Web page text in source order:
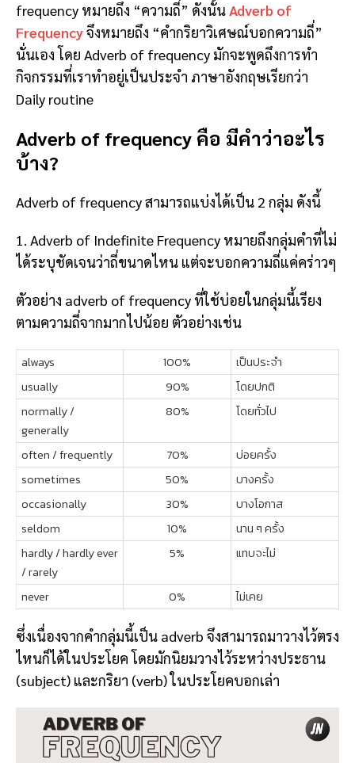
frequency หมายถึง “ความถี่” ดังนั้นAdverb of
Frequencyจึงหมายถึง “คำกริยาวิเศษณ์บอกความถี่”
นั่นเอง โดย Adverb of frequency มักจะพูดถึงการทำ
กิจกรรมที่เราทำอยู่เป็นประจำ ภาษาอังกฤษเรียกว่า
Daily routine
Adverb of frequency คือ มีคำว่าอะไร
บ้าง?
Adverb of frequency สามารถแบ่งได้เป็น 2 กลุ่ม ดังนี้
1. Adverb of Indefinite Frequency หมายถึงกลุ่มคำที่ไม่
ได้ระบุชัดเจนว่าถี่ขนาดไหน แต่จะบอกความถี่แค่คร่าวๆ
ตัวอย่าง adverb of frequency ที่ใช้บ่อยในกลุ่มนี้เรียง
ตามความถี่จากมากไปน้อย ตัวอย่างเช่น
always 100%
เป็นประจำ
usually
90%
โดยปกติ
normally /
generally
80% โดยทั่วไป
often / frequently 70%
บ่อยครั้ง
sometimes
50%
บางครั้ง
occasionally
30%
บางโอกาส
seldom
10%
นาน ๆ ครั้ง
hardly / hardly ever
/ rarely
5% แทบจะไม่
never 0% ไม่เคย
ซึ่งเนื่องจากคำกลุ่มนี้เป็น adverb จึงสามารถมาวางไว้ตรง
ไหนก็ได้ในประโยค โดยมักนิยมวางไว้ระหว่างประธาน
(subject) และกริยา (verb) ในประโยคบอกเล่า